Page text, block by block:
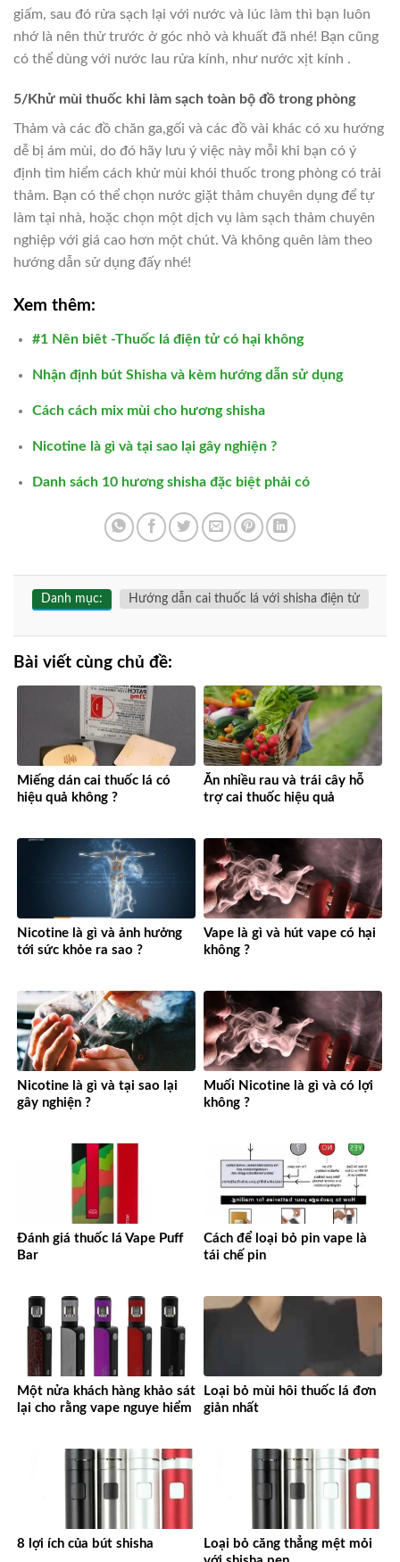
giấm, sau đó rửa sạch lại với nước và lúc làm thì bạn luôn
nhớ là nên thử trước ở góc nhỏ và khuất đã nhé! Bạn cũng
có thể dùng với nước lau rửa kính, như nước xịt kính .
5/Khử mùi thuốc khi làm sạch toàn bộ đồ trong phòng
Thảm và các đồ chăn ga,gối và các đồ vài khác có xu hướng
dễ bị ám mùi, do đó hãy lưu ý việc này mỗi khi bạn có ý
định tìm hiểm cách khử mùi khói thuốc trong phòng có trải
thảm. Bạn có thể chọn nước giặt thảm chuyên dụng để tự
làm tại nhà, hoặc chọn một dịch vụ làm sạch thảm chuyên
nghiệp với giá cao hơn một chút. Và không quên làm theo
hướng dẫn sử dụng đấy nhé!
Xem thêm:
#1 Nên biêt -Thuốc lá điện tử có hại không
Nhận định bút Shisha và kèm hướng dẫn sử dụng
Cách cách mix mùi cho hương shisha
Nicotine là gì và tại sao lại gây nghiện ?
Danh sách 10 hương shisha đặc biệt phải có
Danh mục: Hướng dẫn cai thuốc lá với shisha điện tử
Bài viết cùng chủ đề:
Miếng dán cai thuốc lá có
hiệu quả không ?
Ăn nhiều rau và trái cây hỗ
trợ cai thuốc hiệu quả
Nicotine là gì và ảnh hưởng
tới sức khỏe ra sao ?
Vape là gì và hút vape có hại
không ?
Nicotine là gì và tại sao lại
gây nghiện ?
Muối Nicotine là gì và có lợi
không ?
Đánh giá thuốc lá Vape Puff
Bar
Cách để loại bỏ pin vape là
tái chế pin
Một nửa khách hàng khảo sát
lại cho rằng vape nguye hiểm
Loại bỏ mùi hôi thuốc lá đơn
giản nhất
8 lợi ích của bút shisha
Loại bỏ căng thẳng mệt mỏi